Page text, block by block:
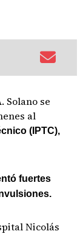
Solano se
al
(IPTC),
fuertes
Nicolás